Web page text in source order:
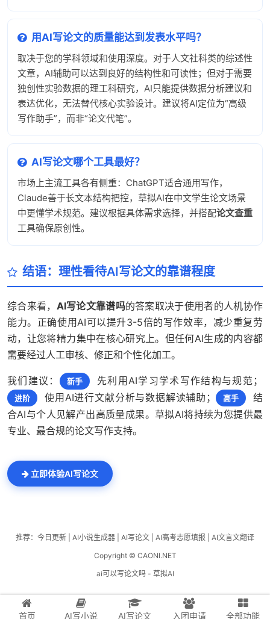
用AI写论文的质量能达到发表水平吗？
取决于您的学科领域和使用深度。对于人文社科类的综述性
文章，AI辅助可以达到良好的结构性和可读性；但对于需要
独创性实验数据的理工科研究，AI只能提供数据分析建议和
表达优化，无法替代核心实验设计。建议将AI定位为“高级
写作助手”，而非“论文代笔”。
AI写论文哪个工具最好？
市场上主流工具各有侧重：ChatGPT适合通用写作，
Claude善于长文本结构把控，草拟AI在中文学生论文场景
中更懂学术规范。建议根据具体需求选择，并搭配论文查重
工具确保原创性。
结语：理性看待AI写论文的靠谱程度
综合来看， AI写论文靠谱吗的答案取决于使用者的人机协作
能力。正确使用AI可以提升3-5倍的写作效率，减少重复劳
动，让您将精力集中在核心研究上。但任何AI生成的内容都
需要经过人工审核、修正和个性化加工。
我们建议： 新手 先利用AI学习学术写作结构与规范；
进阶 使用AI进行文献分析与数据解读辅助； 高手
结
合AI与个人见解产出高质量成果。草拟AI将持续为您提供最
专业、最合规的论文写作支持。
立即体验AI写论文
推荐： 今日更新 AI小说生成器 AI写论文 AI高考志愿填报
AI文言文翻译
Copyright © CAONI.NET
ai可以写论文吗 - 草拟AI
首页 AI写小说 AI写论文 入团申请 全部功能